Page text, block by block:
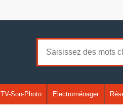
TV-Son-Photo Electroménager